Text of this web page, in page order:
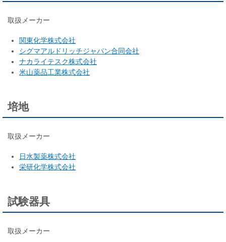
取扱メーカー
関東化学株式会社
シグマアルドリッチジャパン合同会社
ナカライテスク株式会社
米山薬品工業株式会社
培地
取扱メーカー
日水製薬株式会社
栄研化学株式会社
試験器具
取扱メーカー